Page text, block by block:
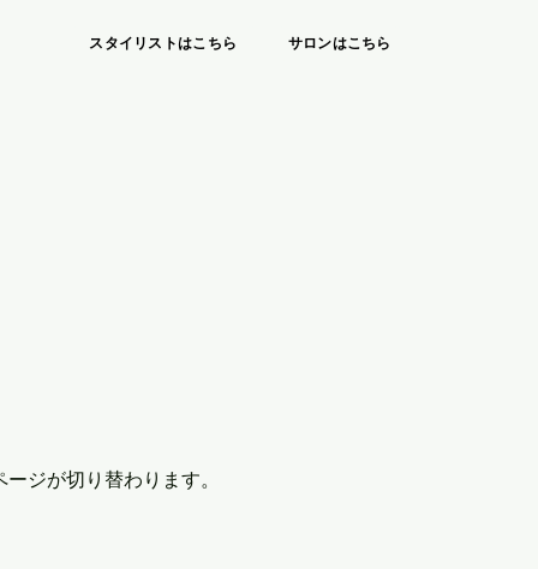
スタイリストはこちら サロンはこちら
ジが切り替わります。